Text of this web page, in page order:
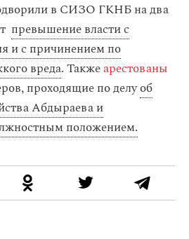
в СИЗО ГКНБ на два
превышение власти с
и с причинением по
вреда. Такжеарестованы
проходящие по делуоб
Абдыраева и
положением.